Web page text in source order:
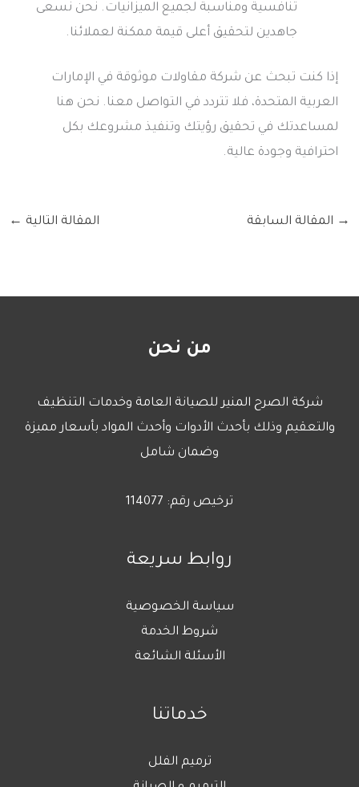
تنافسية ومناسبة لجميع الميزانيات. نحن نسعى
جاهدين لتحقيق أعلى قيمة ممكنة لعملائنا.
إذا كنت تبحث عن شركة مقاولات موثوقة في الإمارات
العربية المتحدة، فلا تتردد في التواصل معنا. نحن هنا
لمساعدتك في تحقيق رؤيتك وتنفيذ مشروعك بكل
احترافية وجودة عالية.
→ المقالة السابقة المقالة التالية ←
من نحن
شركة الصرح المنير للصيانة العامة وخدمات التنظيف
والتعقيم وذلك بأحدث الأدوات وأحدث المواد بأسعار مميزة
وضمان شامل
ترخيص رقم: 114077
روابط سريعة
سياسة الخصوصية
شروط الخدمة
الأسئلة الشائعة
خدماتنا
ترميم الفلل